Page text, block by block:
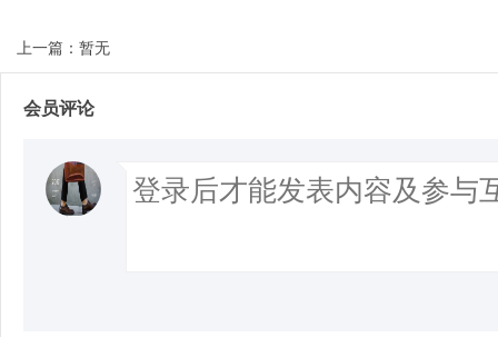
上一篇：暂无
会员评论